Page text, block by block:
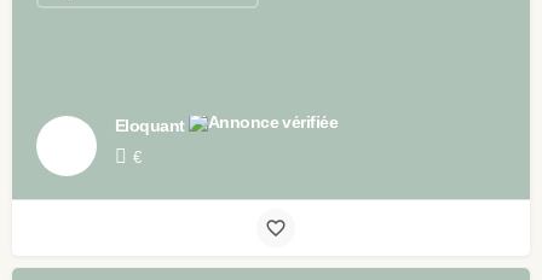
Eloquant
€